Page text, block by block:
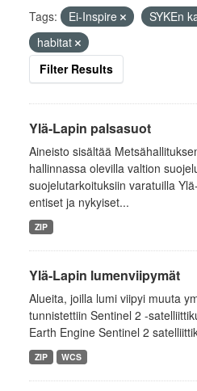
Tags: Ei-Inspire
SYKEn
habitat
Filter Results
Ylä-Lapin palsasuot
Aineisto sisältää
hallinnassa olevilla valtion
suojelutarkoituksiin varatuilla
entiset ja nykyiset...
ZIP
Ylä-Lapin lumenviipymät
Alueita, joilla lumi viipyi muuta
tunnistettiin Sentinel 2 -
Earth Engine Sentinel 2
ZIP WCS